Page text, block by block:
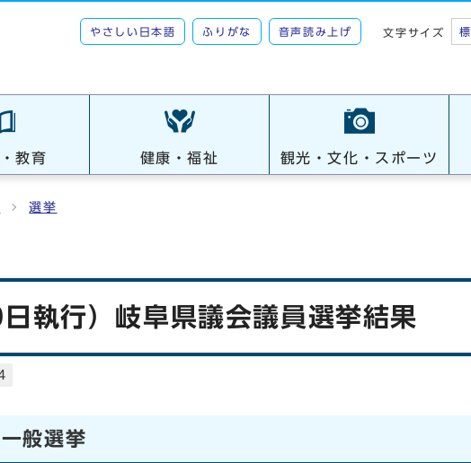
やさしい日本語 ふりがな 音声読み上げ 文字サイズ
教育 健康・福祉 観光・文化・スポーツ
選挙
執行）岐阜県議会議員選挙結果
般選挙